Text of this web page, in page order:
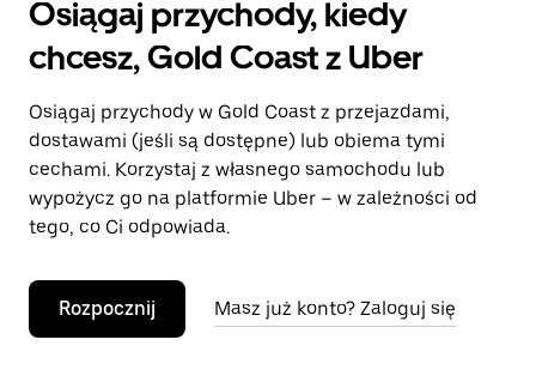
Osiągaj przychody, kiedy
chcesz, Gold Coast z Uber
Osiągaj przychody w Gold Coast z przejazdami,
dostawami (jeśli są dostępne) lub obiema tymi
cechami. Korzystaj z własnego samochodu lub
wypożycz go na platformie Uber – w zależności od
tego, co Ci odpowiada.
Rozpocznij Masz już konto? Zaloguj się